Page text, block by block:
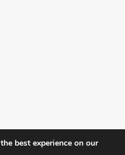
best experience on our